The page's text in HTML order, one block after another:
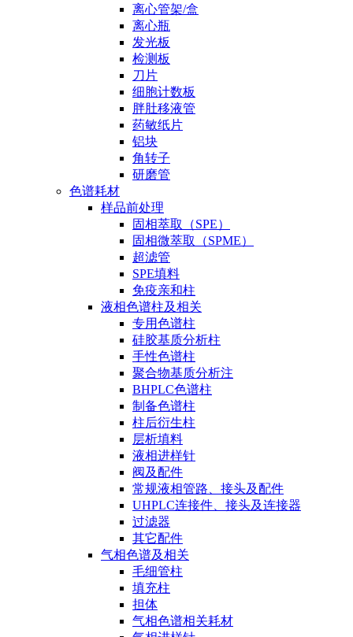
离心管架/盒
离心瓶
发光板
检测板
刀片
细胞计数板
胖肚移液管
药敏纸片
铝块
角转子
研磨管
色谱耗材
样品前处理
固相萃取（SPE）
固相微萃取（SPME）
超滤管
SPE填料
免疫亲和柱
液相色谱柱及相关
专用色谱柱
硅胶基质分析柱
手性色谱柱
聚合物基质分析注
BHPLC色谱柱
制备色谱柱
柱后衍生柱
层析填料
液相进样针
阀及配件
常规液相管路、接头及配件
UHPLC连接件、接头及连接器
过滤器
其它配件
气相色谱及相关
毛细管柱
填充柱
担体
气相色谱相关耗材